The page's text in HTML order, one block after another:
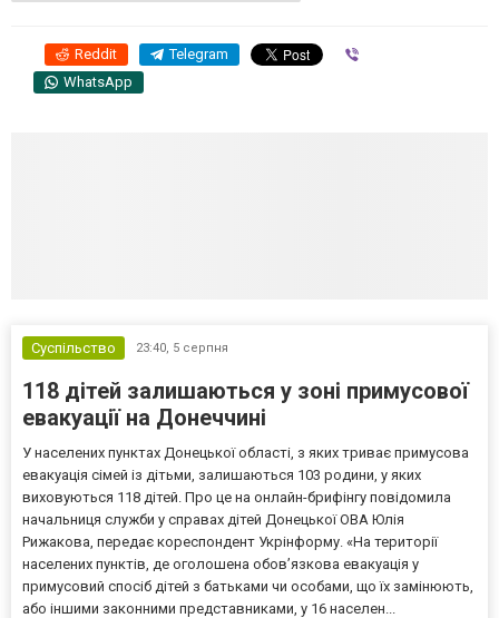
Reddit Telegram
WhatsApp
Суспільство 23:40, 5 серпня
118 дітей залишаються у зоні примусової
евакуації на Донеччині
У населених пунктах Донецької області, з яких триває примусова
евакуація сімей із дітьми, залишаються 103 родини, у яких
виховуються 118 дітей. Про це на онлайн-брифінгу повідомила
начальниця служби у справах дітей Донецької ОВА Юлія
Рижакова, передає кореспондент Укрінформу. «На території
населених пунктів, де оголошена обов’язкова евакуація у
примусовий спосіб дітей з батьками чи особами, що їх замінюють,
або іншими законними представниками, у 16 населен...